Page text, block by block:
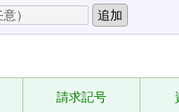
請求記号